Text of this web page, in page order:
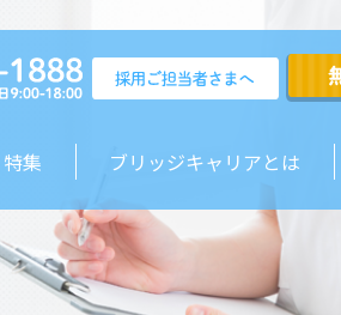
特集 ブリッジキャリアとは